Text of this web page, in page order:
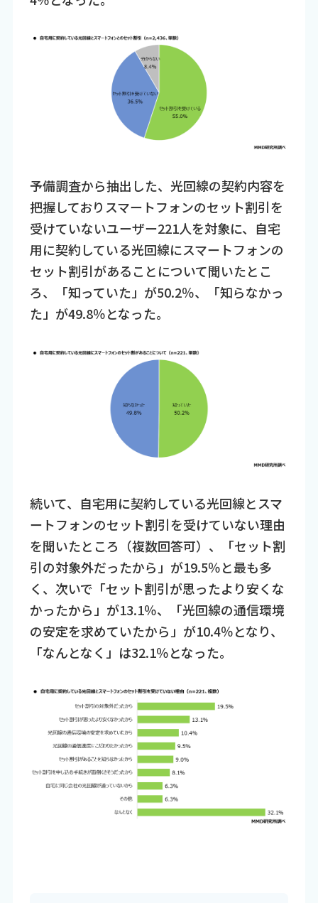
予備調査から抽出した、光回線の契約内容を
把握しておりスマートフォンのセット割引を
受けていないユーザー221人を対象に、自宅
用に契約している光回線にスマートフォンの
セット割引があることについて聞いたとこ
ろ、「知っていた」が50.2％、「知らなかっ
た」が49.8％となった。
続いて、自宅用に契約している光回線とスマ
ートフォンのセット割引を受けていない理由
を聞いたところ（複数回答可）、「セット割
引の対象外だったから」が19.5％と最も多
く、次いで「セット割引が思ったより安くな
かったから」が13.1％、「光回線の通信環境
の安定を求めていたから」が10.4％となり、
「なんとなく」は32.1％となった。